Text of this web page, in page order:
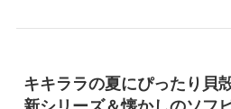
キキララの夏にぴったり貝